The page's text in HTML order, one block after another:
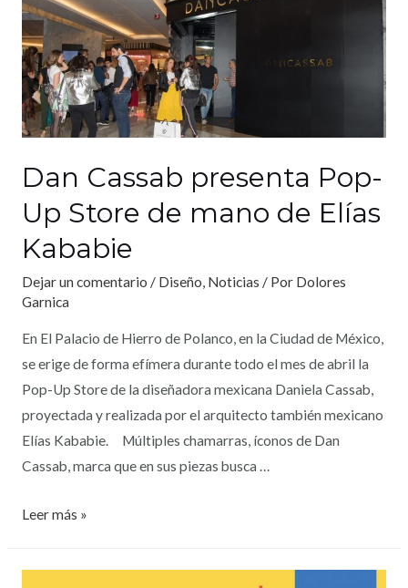
Dan Cassab presenta Pop-
Up Store de mano de Elías
Kababie
Dejar un comentario / Diseño, Noticias / Por Dolores
Garnica
En El Palacio de Hierro de Polanco, en la Ciudad de México,
se erige de forma efímera durante todo el mes de abril la
Pop-Up Store de la diseñadora mexicana Daniela Cassab,
proyectada y realizada por el arquitecto también mexicano
Elías Kababie. Múltiples chamarras, íconos de Dan
Cassab, marca que en sus piezas busca …
Leer más »